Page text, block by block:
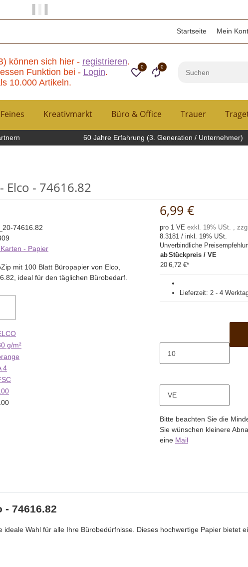
Startseite Mein
können sich hier - registrieren.
Funktion bei - Login.
10.000 Artikeln.
0 0
Feines Kreativmarkt Büro & Office Trauer
60 Jahre Erfahrung (3. Generation / Unternehmer)
- 74616.82
74616.82
- Papier
mit 100 Blatt Büropapier von Elco,
ideal für den täglichen Bürobedarf.
g/m²
4
Lieferzeit: 2 - 4
6,99 €
pro 1 VE exkl. 19% USt. ,
8.3181 / inkl. 19% USt.
Unverbindliche
abStückpreis / VE
20 6,72 €*
VE
x
Bitte beachten Sie die
Sie wünschen kleinere
eine Mail
74616.82
ideale Wahl für alle Ihre Bürobedürfnisse. Dieses hochwertige Papier bietet